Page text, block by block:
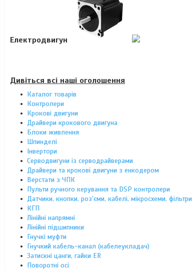
Електродвигун
Дивіться всі наші оголошення
Каталог товарів
Контролери
Крокові двигуни
Драйвери крокового двигуна
Блоки живлення
Шпинделі
Інвертори
Серводвигуни із серводрайверами
Драйвери та крокові двигуни з енкодером
Верстати з ЧПК
Пульти ручного керування та DSP контролери
Датчики, кнопки, роз'єми, кабелі, мікросхеми, фільтри
КГП
Лінійні напрямні
Лінійні підшипники
Гнучкі муфти
Гнучкий кабель-канал (кабелеукладач)
Затискні цанги, гайки ER
Поворотні осі